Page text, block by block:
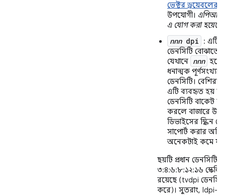
ভেক্টর ড্রয়েবলের
উপযোগী। এপিআই
এ যোগ করা হয়েছে।
nnndpi
: এটি
ডেনসিটি বোঝাতে
যেখানে nnn হলো
ধনাত্মক পূর্ণসংখ্যা
ডেনসিটি।
এটি ব্যবহৃত হয় না।
ডেনসিটি বাকেট
করলে বাজারে
ডিভাইসের স্ক্রিন
সাপোর্ট করার
অনেকটাই কমে
ছয়টি প্রধান ডেনসিটির
৩:৪:৬:৮:১২:১৬
রয়েছে (tvdpi
করে)। সুতরাং, ldpi-